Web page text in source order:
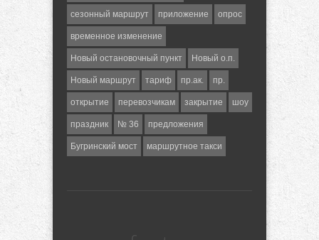
сезонный маршрут приложение опрос
временное изменение
Новый остановочный пункт Новый о.п.
Новый маршрут тариф пр.ак. пр.
открытие перевозчикам закрытие шоу
праздник № 36 предложения
Бугринский мост маршрутное такси